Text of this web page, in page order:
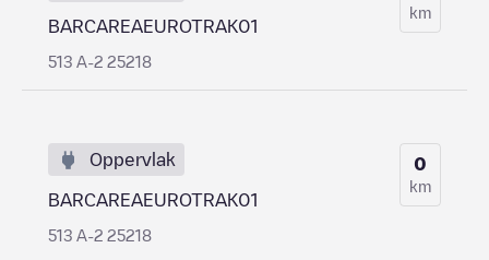
BARCAREAEUROTRAK01
513 A-2 25218
km
Oppervlak
BARCAREAEUROTRAK01
513 A-2 25218
0
km